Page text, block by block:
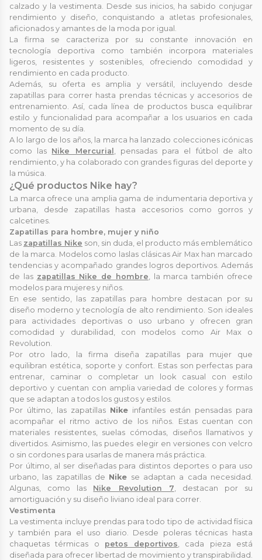
calzado y la vestimenta. Desde sus inicios, ha sabido conjugar
rendimiento y diseño, conquistando a atletas profesionales,
aficionados y amantes de la moda por igual.
La firma se caracteriza por su constante innovación en
tecnología deportiva como también incorpora materiales
ligeros, resistentes y sostenibles, ofreciendo comodidad y
rendimiento en cada producto.
Además, su oferta es amplia y versátil, incluyendo desde
zapatillas para correr hasta prendas técnicas y accesorios de
entrenamiento. Así, cada línea de productos busca equilibrar
estilo y funcionalidad para acompañar a los usuarios en cada
momento de su día.
A lo largo de los años, la marca ha lanzado colecciones icónicas
como las Nike Mercurial , pensadas para el fútbol de alto
rendimiento, y ha colaborado con grandes figuras del deporte y
la música.
¿Qué productos Nike hay?
La marca ofrece una amplia gama de indumentaria deportiva y
urbana, desde zapatillas hasta accesorios como gorros y
calcetines.
Zapatillas para hombre, mujer y niño
Las zapatillas Nike son, sin duda, el producto más emblemático
de la marca. Modelos como laslas clásicas Air Max han marcado
tendencias y acompañado grandes logros deportivos. Además
de las zapatillas Nike de hombre , la marca también ofrece
modelos para mujeres y niños.
En ese sentido, las zapatillas para hombre destacan por su
diseño moderno y tecnología de alto rendimiento. Son ideales
para actividades deportivas o uso urbano y ofrecen gran
comodidad y durabilidad, con modelos como Air Max o
Revolution.
Por otro lado, la firma diseña zapatillas para mujer que
equilibran estética, soporte y confort. Estas son perfectas para
entrenar, caminar o completar un look casual con estilo
deportivo y cuentan con amplia variedad de colores y formas
que se adaptan a todos los gustos y estilos.
Por último, las zapatillas Nike infantiles están pensadas para
acompañar el ritmo activo de los niños. Estas cuentan con
materiales resistentes, suelas cómodas, diseños llamativos y
divertidos. Asimismo, las puedes elegir en versiones con velcro
o sin cordones para usarlas de manera más práctica.
Por último, al ser diseñadas para distintos deportes o para uso
urbano, las zapatillas de Nike se adaptan a cada necesidad.
Algunas, como las Nike Revolution 7 , destacan por su
amortiguación y su diseño liviano ideal para correr.
Vestimenta
La vestimenta incluye prendas para todo tipo de actividad física
y también para el uso diario. Desde poleras técnicas hasta
chaquetas térmicas o petos deportivos , cada pieza está
diseñada para ofrecer libertad de movimiento y transpirabilidad.